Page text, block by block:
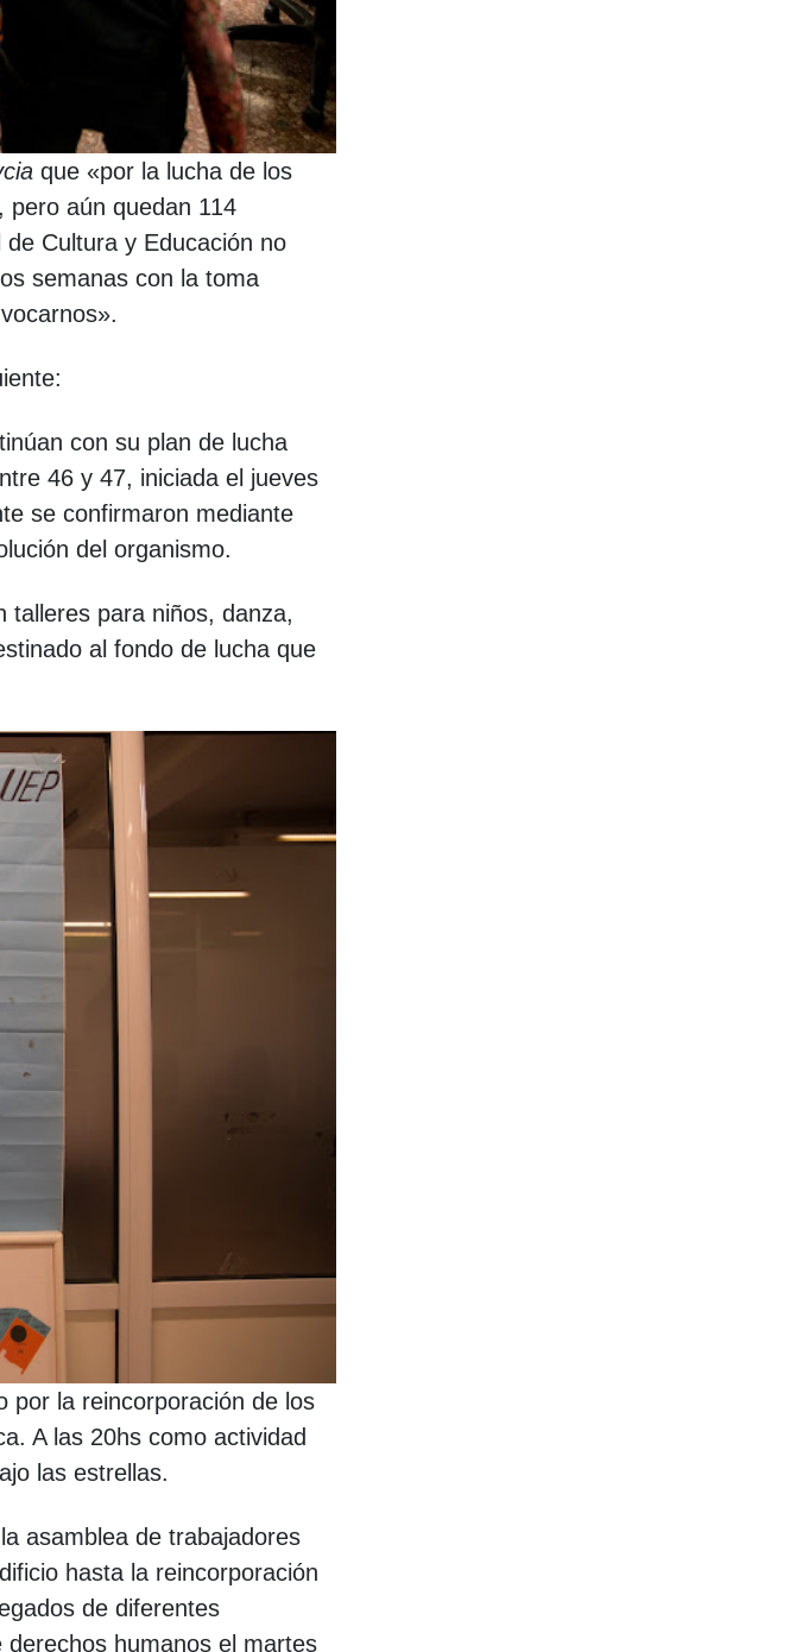
que «por la lucha de los
pero aún quedan 114
Cultura y Educación no
semanas con la toma
con su plan de lucha
46 y 47, iniciada el jueves
se confirmaron mediante
del organismo.
talleres para niños, danza,
al fondo de lucha que
por la reincorporación de los
A las 20hs como actividad
las estrellas.
asamblea de trabajadores
hasta la reincorporación
de diferentes
humanos el martes